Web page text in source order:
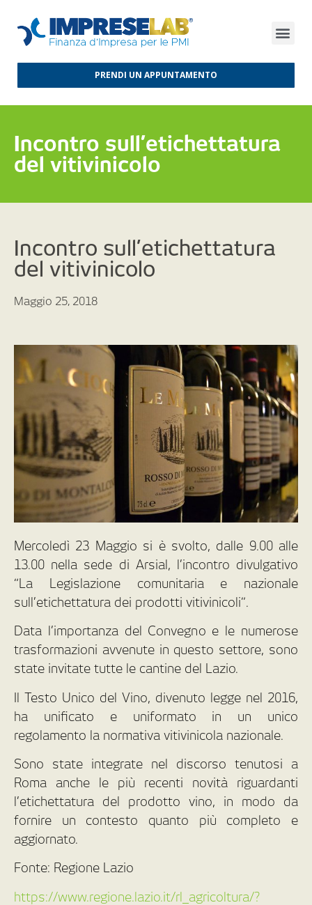
PRENDI UN APPUNTAMENTO
Incontro sull’etichettatura
del vitivinicolo
Incontro sull’etichettatura
del vitivinicolo
Maggio 25, 2018
Mercoledì 23 Maggio si è svolto, dalle 9.00 alle
13.00 nella sede di Arsial, l’incontro divulgativo
“La Legislazione comunitaria e nazionale
sull’etichettatura dei prodotti vitivinicoli”.
Data l’importanza del Convegno e le numerose
trasformazioni avvenute in questo settore, sono
state invitate tutte le cantine del Lazio.
Il Testo Unico del Vino, divenuto legge nel 2016,
ha unificato e uniformato in un unico
regolamento la normativa vitivinicola nazionale.
Sono state integrate nel discorso tenutosi a
Roma anche le più recenti novità riguardanti
l’etichettatura del prodotto vino, in modo da
fornire un contesto quanto più completo e
aggiornato.
Fonte: Regione Lazio
https://www.regione.lazio.it/rl_agricoltura/?